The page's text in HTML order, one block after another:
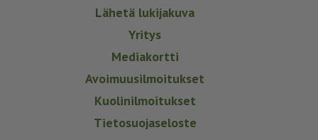
Lähetä lukijakuva
Yritys
Mediakortti
Avoimuusilmoitukset
Kuolinilmoitukset
Tietosuojaseloste